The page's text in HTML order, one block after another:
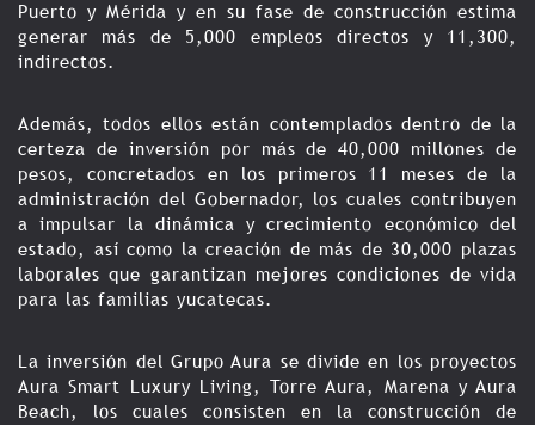
Puerto y Mérida y en su fase de construcción estima
generar más de 5,000 empleos directos y 11,300,
indirectos.
Además, todos ellos están contemplados dentro de la
certeza de inversión por más de 40,000 millones de
pesos, concretados en los primeros 11 meses de la
administración del Gobernador, los cuales contribuyen
a impulsar la dinámica y crecimiento económico del
estado, así como la creación de más de 30,000 plazas
laborales que garantizan mejores condiciones de vida
para las familias yucatecas.
La inversión del Grupo Aura se divide en los proyectos
Aura Smart Luxury Living, Torre Aura, Marena y Aura
Beach, los cuales consisten en la construcción de